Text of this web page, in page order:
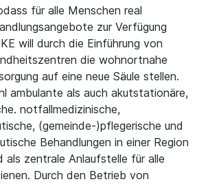
für alle Menschen real
zur Verfügung
will durch die Einführung von
die wohnortnahe
auf eine neue Säule stellen.
ambulante als auch akutstationäre,
notfallmedizinische,
(gemeinde-)pflegerische und
Behandlungen in einer Region
als zentrale Anlaufstelle für alle
Durch den Betrieb von